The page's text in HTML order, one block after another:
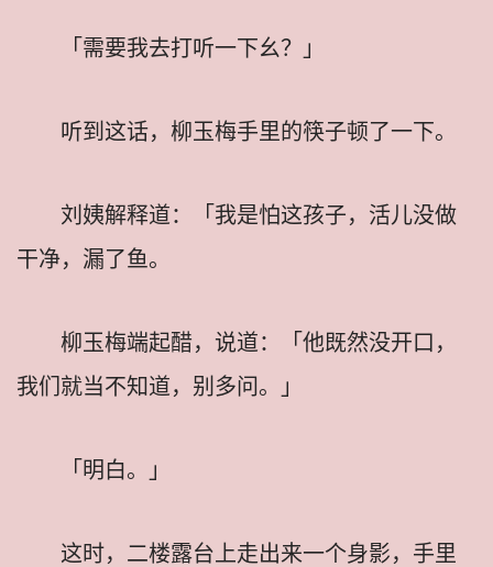
「需要我去打听一下幺？」
听到这话，柳玉梅手里的筷子顿了一下。
刘姨解释道：「我是怕这孩子，活儿没做
干净，漏了鱼。
柳玉梅端起醋，说道：「他既然没开口，
我们就当不知道，别多问。」
「明白。」
这时，二楼露台上走出来一个身影，手里